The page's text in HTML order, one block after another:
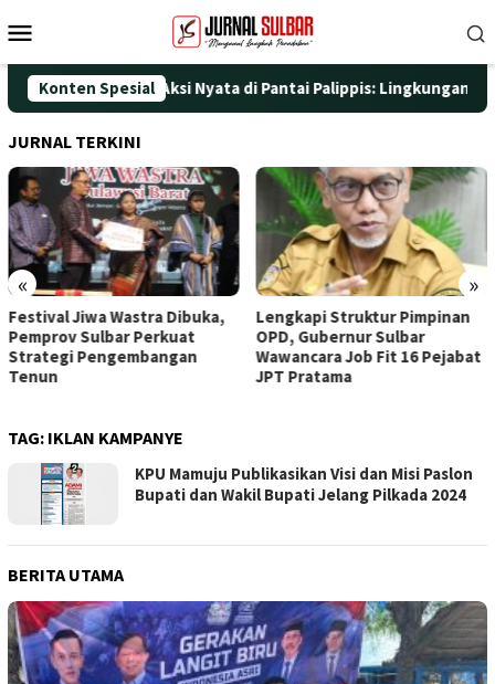
ke
Mobile
Konten Spesial
ke-25 dengan Aksi Nyata di Pantai Palippis: Lingkungan dan
JURNAL TERKINI
« »
Festival Jiwa Wastra Dibuka,
Pemprov Sulbar Perkuat
Strategi Pengembangan
Tenun
Lengkapi Struktur Pimpinan
OPD, Gubernur Sulbar
Wawancara Job Fit 16 Pejabat
JPT Pratama
TAG: IKLAN KAMPANYE
KPU Mamuju Publikasikan Visi dan Misi Paslon
Bupati dan Wakil Bupati Jelang Pilkada 2024
BERITA UTAMA